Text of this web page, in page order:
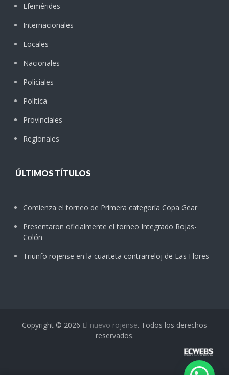
Efemérides
Internacionales
Locales
Nacionales
Policiales
Política
Provinciales
Regionales
ÚLTIMOS TÍTULOS
Comienza el torneo de Primera categoría Copa Gear
Presentaron oficialmente el torneo Integrado Rojas-
Colón
Triunfo rojense en la cuarteta contrarreloj de Las Flores
Copyright © 2026 El nuevo rojense. Todos los derechos
reservados.